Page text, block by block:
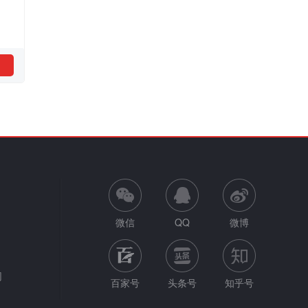
微信 QQ 微博
百家号 头条号 知乎号